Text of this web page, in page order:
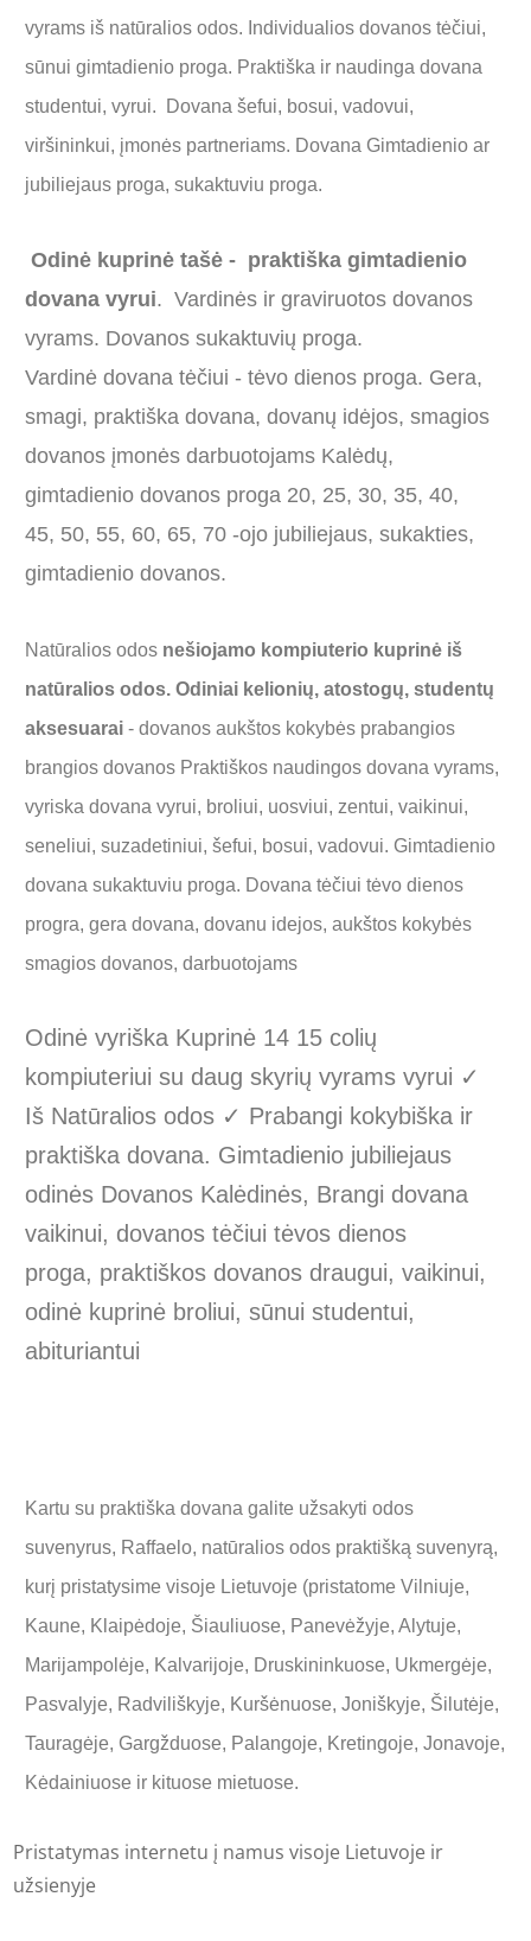
vyrams iš natūralios odos. Individualios dovanos tėčiui,
sūnui gimtadienio proga. Praktiška ir naudinga dovana
studentui, vyrui. Dovana šefui, bosui, vadovui,
viršininkui, įmonės partneriams. Dovana Gimtadienio ar
jubiliejaus proga, sukaktuviu proga.
Odinė kuprinė tašė - praktiška gimtadienio
dovana vyrui. Vardinės ir graviruotos dovanos
vyrams. Dovanos sukaktuvių proga.
Vardinė dovana tėčiui - tėvo dienos proga. Gera,
smagi, praktiška dovana, dovanų idėjos, smagios
dovanos įmonės darbuotojams Kalėdų,
gimtadienio dovanos proga 20, 25, 30, 35, 40,
45, 50, 55, 60, 65, 70 -ojo jubiliejaus, sukakties,
gimtadienio dovanos.
Natūralios odos nešiojamo kompiuterio kuprinė iš
natūralios odos. Odiniai kelionių, atostogų, studentų
aksesuarai - dovanos aukštos kokybės prabangios
brangios dovanos Praktiškos naudingos dovana vyrams,
vyriska dovana vyrui, broliui, uosviui, zentui, vaikinui,
seneliui, suzadetiniui, šefui, bosui, vadovui. Gimtadienio
dovana sukaktuviu proga. Dovana tėčiui tėvo dienos
progra, gera dovana, dovanu idejos, aukštos kokybės
smagios dovanos, darbuotojams
Odinė vyriška Kuprinė 14 15 colių
kompiuteriui su daug skyrių vyrams vyrui ✓
Iš Natūralios odos ✓ Prabangi kokybiška ir
praktiška dovana. Gimtadienio jubiliejaus
odinės Dovanos Kalėdinės, Brangi dovana
vaikinui, dovanos tėčiui tėvos dienos
proga, praktiškos dovanos draugui, vaikinui,
odinė kuprinė broliui, sūnui studentui,
abituriantui
Kartu su praktiška dovana galite užsakyti odos
suvenyrus, Raffaelo, natūralios odos praktišką suvenyrą,
kurį pristatysime visoje Lietuvoje (pristatome Vilniuje,
Kaune, Klaipėdoje, Šiauliuose, Panevėžyje, Alytuje,
Marijampolėje, Kalvarijoje, Druskininkuose, Ukmergėje,
Pasvalyje, Radviliškyje, Kuršėnuose, Joniškyje, Šilutėje,
Tauragėje, Gargžduose, Palangoje, Kretingoje, Jonavoje,
Kėdainiuose ir kituose mietuose.
Pristatymas internetu į namus visoje Lietuvoje ir
užsienyje